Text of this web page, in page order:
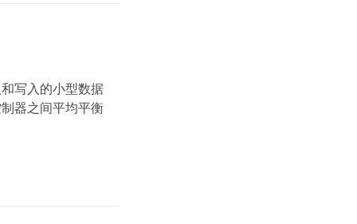
写入的小型数据
器之间平均平衡